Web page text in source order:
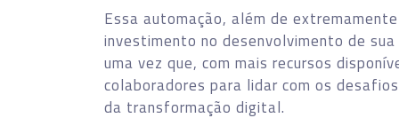
Essa automação, além de
investimento no desenvolvimento de
uma vez que, com mais recursos
colaboradores para lidar com os
da transformação digital.